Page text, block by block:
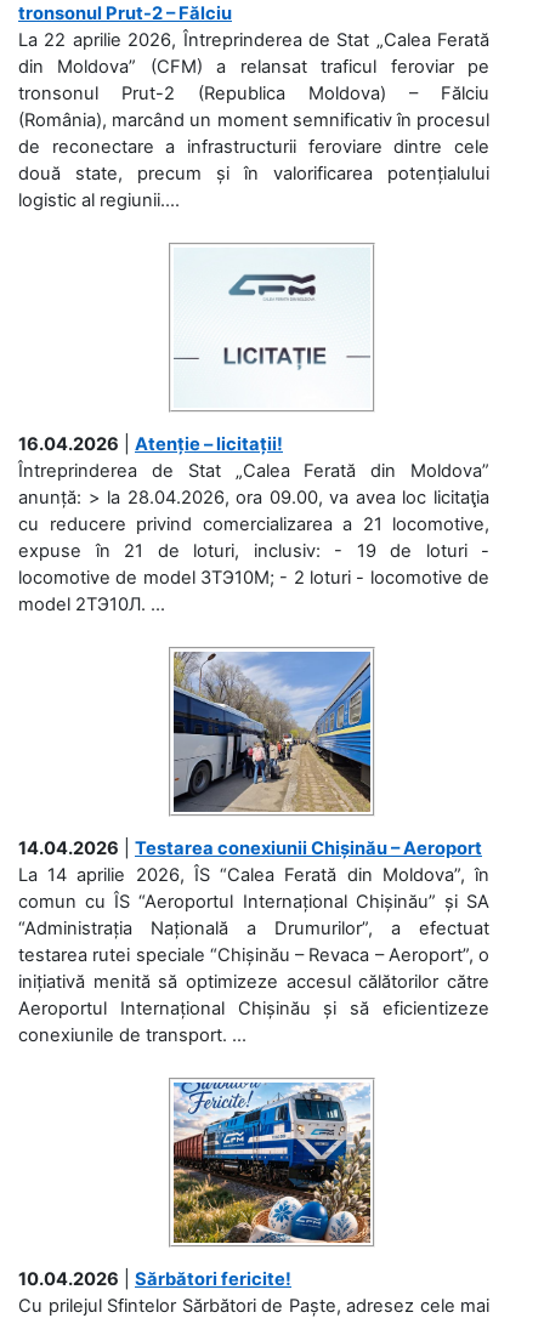
tronsonul Prut-2 – Fălciu
La 22 aprilie 2026, Întreprinderea de Stat „Calea Ferată
din Moldova” (CFM) a relansat traficul feroviar pe
tronsonul Prut-2 (Republica Moldova) – Fălciu
(România), marcând un moment semnificativ în procesul
de reconectare a infrastructurii feroviare dintre cele
două state, precum și în valorificarea potențialului
logistic al regiunii....
16.04.2026
Atenție – licitații!
Întreprinderea de Stat „Calea Ferată din Moldova”
anunță: > la 28.04.2026, ora 09.00, va avea loc licitaţia
cu reducere privind comercializarea a 21 locomotive,
expuse în 21 de loturi, inclusiv: - 19 de loturi -
locomotive de model 3ТЭ10М; - 2 loturi - locomotive de
model 2ТЭ10Л. ...
14.04.2026
Testarea conexiunii Chișinău – Aeroport
La 14 aprilie 2026, ÎS “Calea Ferată din Moldova”, în
comun cu ÎS “Aeroportul Internațional Chișinău” și SA
“Administrația Națională a Drumurilor”, a efectuat
testarea rutei speciale “Chișinău – Revaca – Aeroport”, o
inițiativă menită să optimizeze accesul călătorilor către
Aeroportul Internațional Chișinău și să eficientizeze
conexiunile de transport. ...
10.04.2026
Sărbători fericite!
Cu prilejul Sfintelor Sărbători de Paște, adresez cele mai